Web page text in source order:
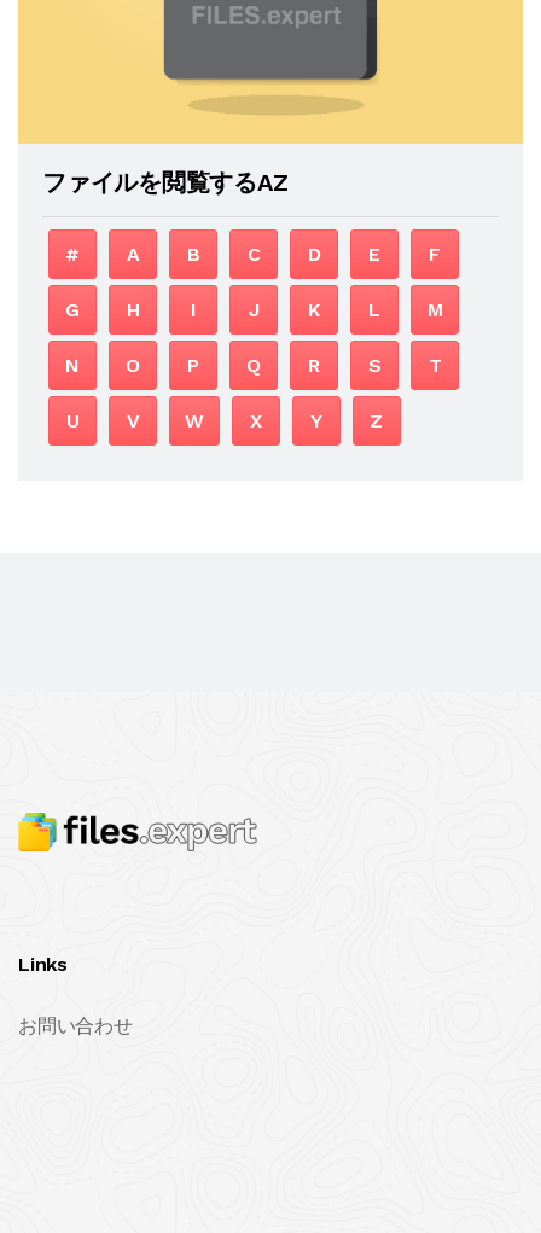
ファイルを閲覧するAZ
# A B C D E F
G H I J K L M
N O P Q R S T
U V W X Y Z
Links
お問い合わせ